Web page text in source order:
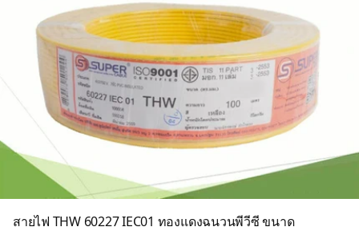
สายไฟ THW 60227 IEC01 ทองแดงฉนวนพีวีซี ขนาด